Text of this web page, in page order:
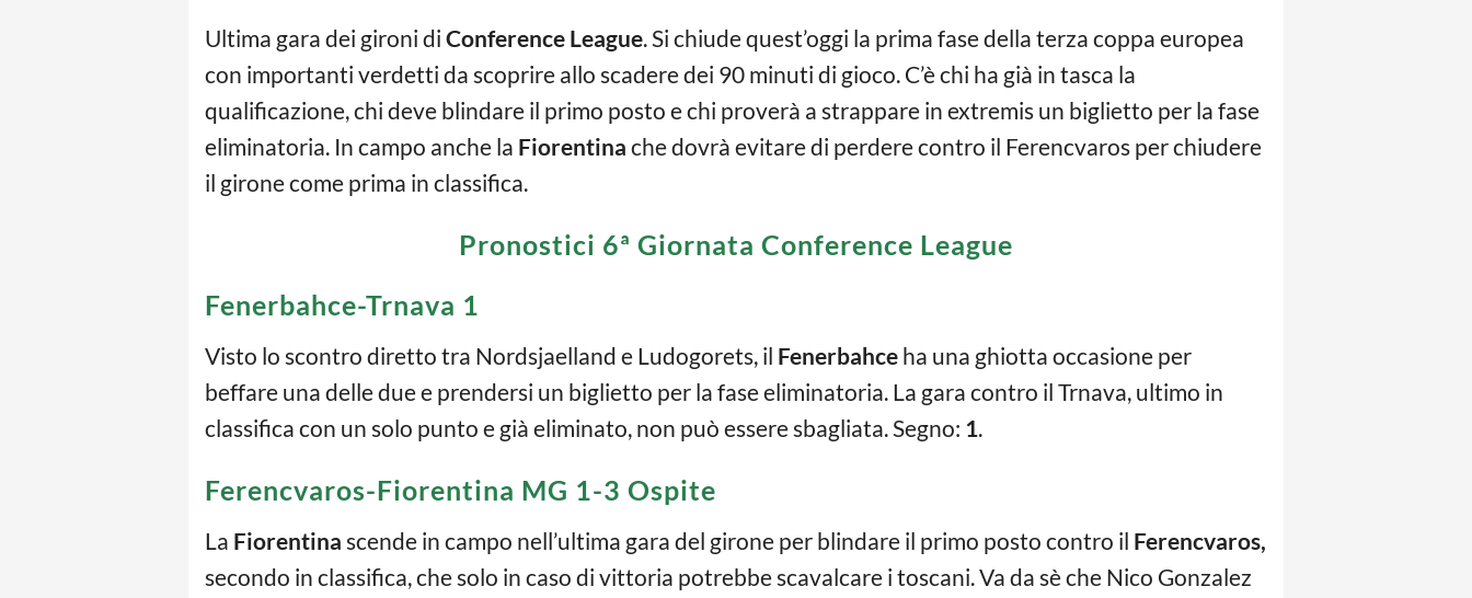
Ultima gara dei gironi di Conference League. Si chiude quest’oggi la prima fase della terza coppa europea
con importanti verdetti da scoprire allo scadere dei 90 minuti di gioco. C’è chi ha già in tasca la
qualificazione, chi deve blindare il primo posto e chi proverà a strappare in extremis un biglietto per la fase
eliminatoria. In campo anche la Fiorentina che dovrà evitare di perdere contro il Ferencvaros per chiudere
il girone come prima in classifica.
Pronostici 6ª Giornata Conference League
Fenerbahce-Trnava 1
Visto lo scontro diretto tra Nordsjaelland e Ludogorets, il Fenerbahce ha una ghiotta occasione per
beffare una delle due e prendersi un biglietto per la fase eliminatoria. La gara contro il Trnava, ultimo in
classifica con un solo punto e già eliminato, non può essere sbagliata. Segno: 1.
Ferencvaros-Fiorentina MG 1-3 Ospite
La Fiorentina scende in campo nell’ultima gara del girone per blindare il primo posto contro il Ferencvaros,
secondo in classifica, che solo in caso di vittoria potrebbe scavalcare i toscani. Va da sè che Nico Gonzalez